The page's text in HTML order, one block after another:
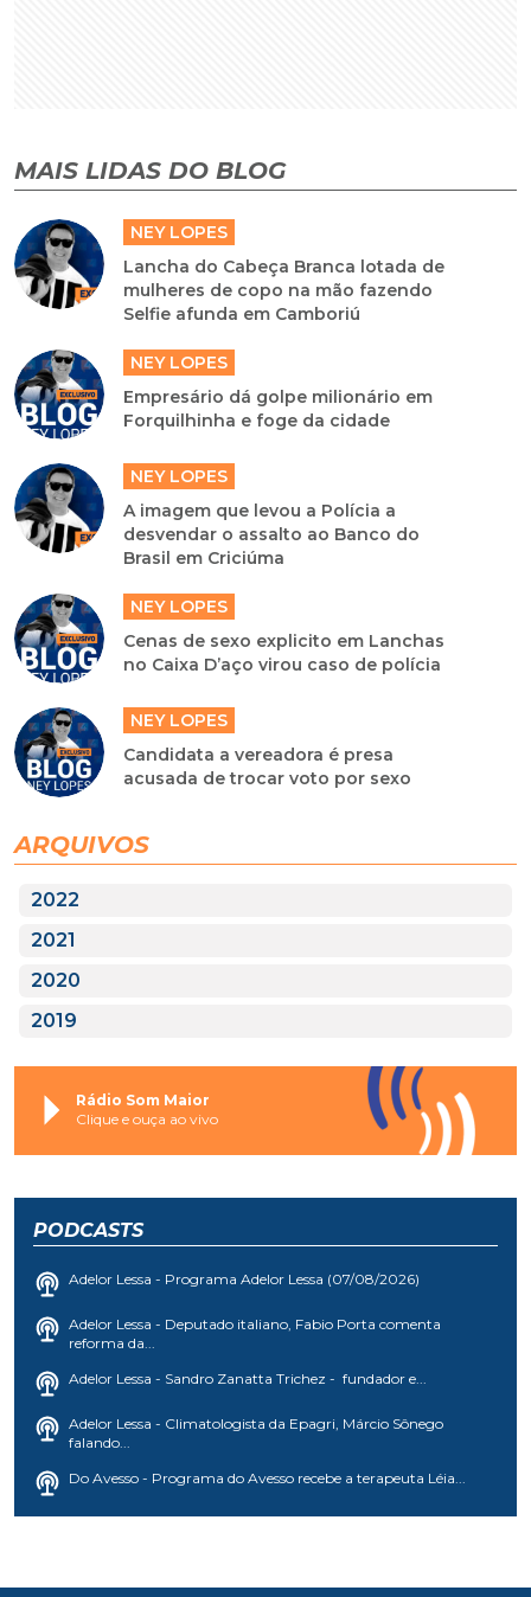
MAIS LIDAS DO BLOG
NEY LOPES
Lancha do Cabeça Branca lotada de
mulheres de copo na mão fazendo
Selfie afunda em Camboriú
NEY LOPES
Empresário dá golpe milionário em
Forquilhinha e foge da cidade
NEY LOPES
A imagem que levou a Polícia a
desvendar o assalto ao Banco do
Brasil em Criciúma
NEY LOPES
Cenas de sexo explicito em Lanchas
no Caixa D’aço virou caso de polícia
NEY LOPES
Candidata a vereadora é presa
acusada de trocar voto por sexo
ARQUIVOS
2022
2021
2020
2019
Rádio Som Maior
Clique e ouça ao vivo
PODCASTS
Adelor Lessa - Programa Adelor Lessa (07/08/2026)
Adelor Lessa - Deputado italiano, Fabio Porta comenta
reforma da...
Adelor Lessa - Sandro Zanatta Trichez - fundador e...
Adelor Lessa - Climatologista da Epagri, Márcio Sônego
falando...
Do Avesso - Programa do Avesso recebe a terapeuta Léia...